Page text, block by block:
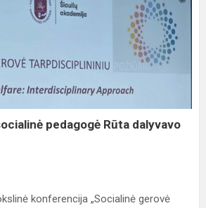
pedagogė Rūta dalyvavo
konferencija „Socialinė gerovė